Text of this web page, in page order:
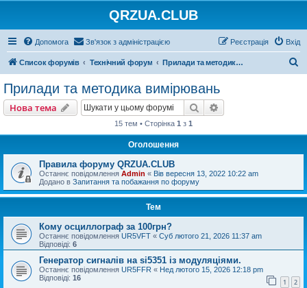
QRZUA.CLUB
Допомога Зв'язок з адміністрацією Вхід
Реєстрація
Список форумів Технічний форум Прилади та методика вимірювань
Прилади та методика вимірювань
Нова тема Пошук
15 тем • Сторінка 1 з 1
Оголошення
Правила форуму QRZUA.CLUB
Останнє повідомлення Admin « Вів вересня 13, 2022 10:22 am
Додано в Запитання та побажання по форуму
Тем
Кому осциллограф за 100грн?
Останнє повідомлення UR5VFT « Суб лютого 21, 2026 11:37 am
Відповіді: 6
Генератор сигналів на si5351 із модуляціями.
Останнє повідомлення UR5FFR « Нед лютого 15, 2026 12:18 pm
Відповіді: 16 1 2